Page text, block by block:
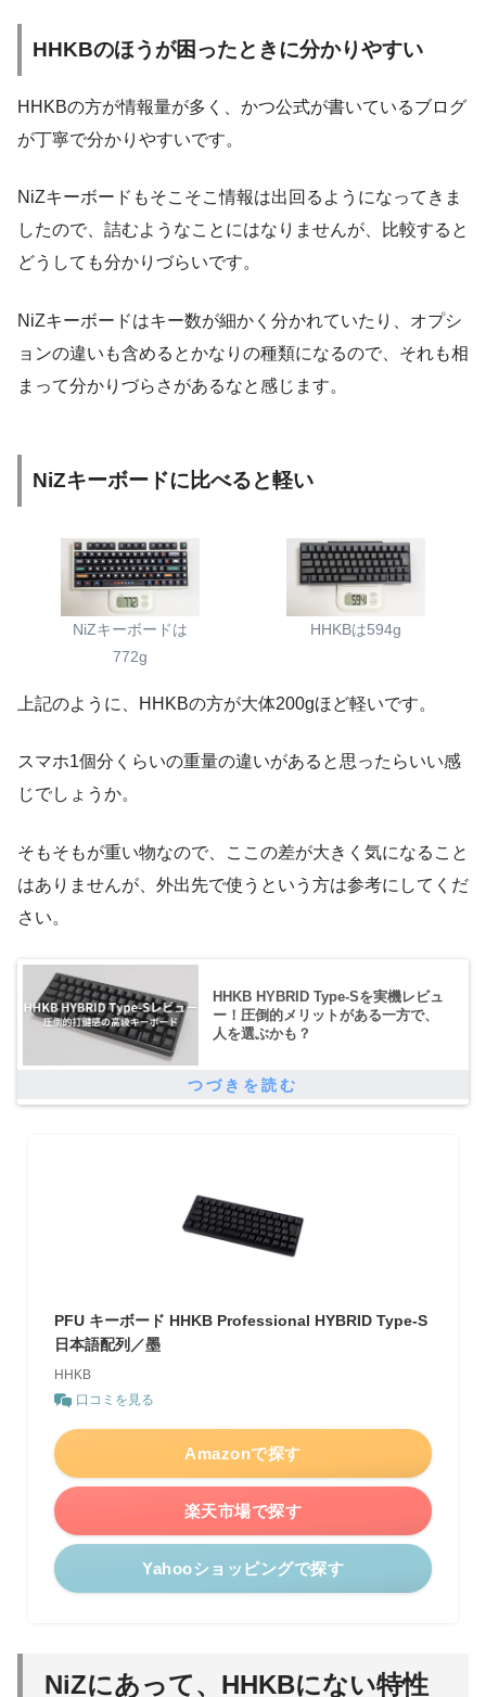
HHKBのほうが困ったときに分かりやすい
HHKBの方が情報量が多く、かつ公式が書いているブログ
が丁寧で分かりやすいです。
NiZキーボードもそこそこ情報は出回るようになってきま
したので、詰むようなことにはなりませんが、比較すると
どうしても分かりづらいです。
NiZキーボードはキー数が細かく分かれていたり、オプシ
ョンの違いも含めるとかなりの種類になるので、それも相
まって分かりづらさがあるなと感じます。
NiZキーボードに比べると軽い
NiZキーボードは
772g
HHKBは594g
上記のように、HHKBの方が大体200gほど軽いです。
スマホ1個分くらいの重量の違いがあると思ったらいい感
じでしょうか。
そもそもが重い物なので、ここの差が大きく気になること
はありませんが、外出先で使うという方は参考にしてくだ
さい。
HHKB HYBRID Type-Sを実機レビュ
ー！圧倒的メリットがある一方で、
人を選ぶかも？
PFU キーボード HHKB Professional HYBRID Type-S
日本語配列／墨
HHKB
口コミを見る
Amazonで探す
楽天市場で探す
Yahooショッピングで探す
NiZにあって、HHKBにない特性